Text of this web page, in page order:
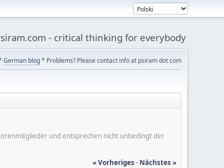
- critical thinking for everybody
German blog* Problems? Please contact info at psiram dot com
und entsprechen nicht unbedingt der
« Vorheriges - Nächstes »